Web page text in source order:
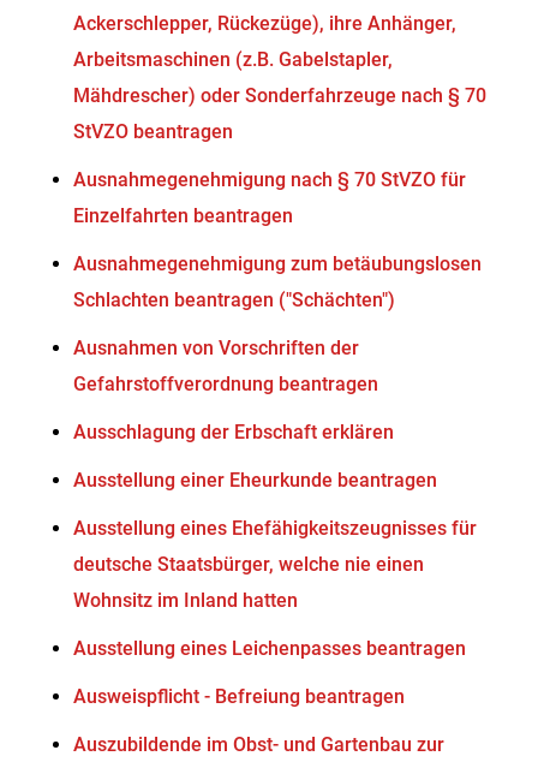
Ackerschlepper, Rückezüge), ihre Anhänger,
Arbeitsmaschinen (z.B. Gabelstapler,
Mähdrescher) oder Sonderfahrzeuge nach § 70
StVZO beantragen
Ausnahmegenehmigung nach § 70 StVZO für
Einzelfahrten beantragen
Ausnahmegenehmigung zum betäubungslosen
Schlachten beantragen ("Schächten")
Ausnahmen von Vorschriften der
Gefahrstoffverordnung beantragen
Ausschlagung der Erbschaft erklären
Ausstellung einer Eheurkunde beantragen
Ausstellung eines Ehefähigkeitszeugnisses für
deutsche Staatsbürger, welche nie einen
Wohnsitz im Inland hatten
Ausstellung eines Leichenpasses beantragen
Ausweispflicht - Befreiung beantragen
Auszubildende im Obst- und Gartenbau zur